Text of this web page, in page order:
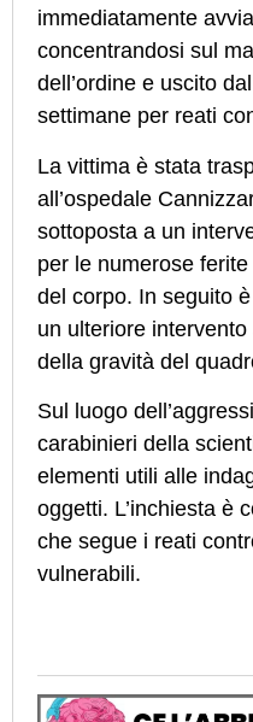
immediatamente
concentrandosi sul
dell’ordine e uscito
settimane per reati
La vittima è stata
all’ospedale
sottoposta a un
per le numerose
del corpo. In seguito
un ulteriore
della gravità del
Sul luogo
carabinieri della
elementi utili alle
oggetti. L’inchiesta è
che segue i reati
vulnerabili.